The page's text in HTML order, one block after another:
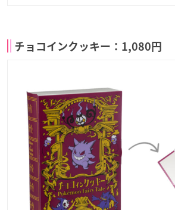
チョコインクッキー：1,080円